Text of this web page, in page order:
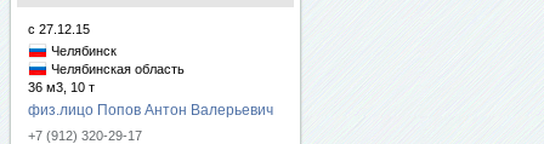
с 27.12.15
Челябинск
Челябинская область
36 м3, 10 т
физ.лицо Попов Антон Валерьевич
+7 (912) 320-29-17